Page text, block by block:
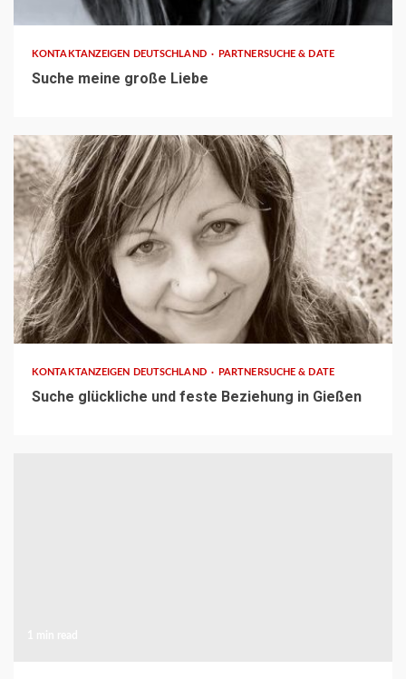
KONTAKTANZEIGEN DEUTSCHLAND PARTNERSUCHE & DATE
Suche meine große Liebe
1 min read
KONTAKTANZEIGEN DEUTSCHLAND PARTNERSUCHE & DATE
Suche glückliche und feste Beziehung in Gießen